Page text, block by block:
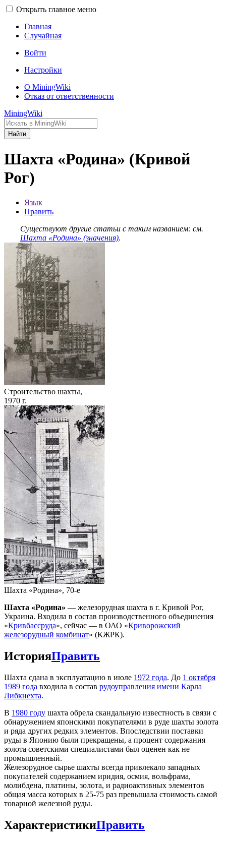
Открыть главное меню
Главная
Случайная
Войти
Настройки
О MiningWiki
Отказ от ответственности
MiningWiki
Найти
Шахта «Родина» (Кривой
Рог)
Язык
Править
Существуют другие статьи с таким названием: см.
Шахта «Родина» (значения).
Строительство шахты,
1970 г.
Шахта «Родина», 70-е
Шахта «Родина» — железорудная шахта в г. Кривой Рог,
Украина. Входила в состав производственного объединения
«Кривбассруда», сейчас — в ОАО «Криворожский
железорудный комбинат» (КЖРК).
ИсторияПравить
Шахта сдана в эксплуатацию в июле 1972 года. До 1 октября
1989 года входила в состав рудоуправления имени Карла
Либкнехта.
В 1980 году шахта обрела скандальную известность в связи с
обнаружением японскими покупателями в руде шахты золота
и ряда других редких элементов. Впоследствии поставки
руды в Японию были прекращены, а процент содержания
золота советскими специалистами был оценен как не
промышленный.
Железорудное сырье шахты всегда привлекало западных
покупателей содержанием иридия, осмия, вольфрама,
молибдена, платины, золота, и радиоактивных элементов
общая масса которых в 25-75 раз превышала стоимость самой
товарной железной руды.
ХарактеристикиПравить